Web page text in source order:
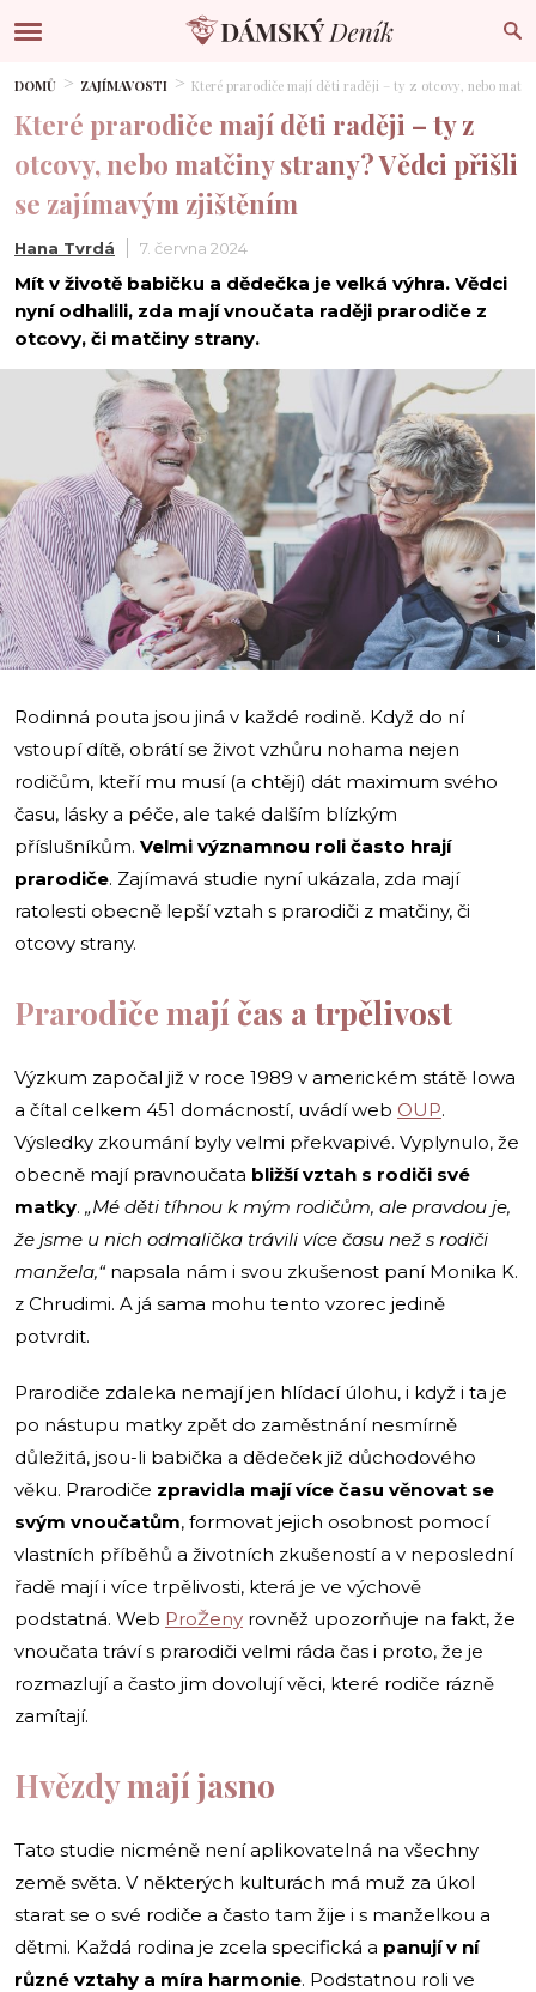
DOMŮ ZAJÍMAVOSTI Které prarodiče mají děti raději – ty z otcovy, nebo
Které prarodiče mají děti raději – ty z
otcovy, nebo matčiny strany? Vědci přišli
se zajímavým zjištěním
Hana Tvrdá 7. června 2024
Mít v životě babičku a dědečka je velká výhra. Vědci
nyní odhalili, zda mají vnoučata raději prarodiče z
otcovy, či matčiny strany.
i
Rodinná pouta jsou jiná v každé rodině. Když do ní
vstoupí dítě, obrátí se život vzhůru nohama nejen
rodičům, kteří mu musí (a chtějí) dát maximum svého
času, lásky a péče, ale také dalším blízkým
příslušníkům. Velmi významnou roli často hrají
prarodiče. Zajímavá studie nyní ukázala, zda mají
ratolesti obecně lepší vztah s prarodiči z matčiny, či
otcovy strany.
Prarodiče mají čas a trpělivost
Výzkum započal již v roce 1989 v americkém státě Iowa
a čítal celkem 451 domácností, uvádí web OUP.
Výsledky zkoumání byly velmi překvapivé. Vyplynulo, že
obecně mají pravnoučata bližší vztah s rodiči své
matky. „Mé děti tíhnou k mým rodičům, ale pravdou je,
že jsme u nich odmalička trávili více času než s rodiči
manžela,“napsala nám i svou zkušenost paní Monika K.
z Chrudimi. A já sama mohu tento vzorec jedině
potvrdit.
Prarodiče zdaleka nemají jen hlídací úlohu, i když i ta je
po nástupu matky zpět do zaměstnání nesmírně
důležitá, jsou-li babička a dědeček již důchodového
věku. Prarodiče zpravidla mají více času věnovat se
svým vnoučatům, formovat jejich osobnost pomocí
vlastních příběhů a životních zkušeností a v neposlední
řadě mají i více trpělivosti, která je ve výchově
podstatná. Web ProŽeny rovněž upozorňuje na fakt, že
vnoučata tráví s prarodiči velmi ráda čas i proto, že je
rozmazlují a často jim dovolují věci, které rodiče rázně
zamítají.
Hvězdy mají jasno
Tato studie nicméně není aplikovatelná na všechny
země světa. V některých kulturách má muž za úkol
starat se o své rodiče a často tam žije i s manželkou a
dětmi. Každá rodina je zcela specifická a panují v ní
různé vztahy a míra harmonie. Podstatnou roli ve